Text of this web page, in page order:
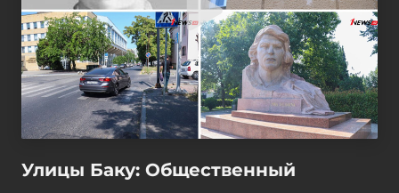
Улицы Баку: Общественный